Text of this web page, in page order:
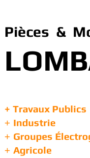
Pièces &
+ Travaux Publics
+ Industrie
+ Groupes
+ Agricole